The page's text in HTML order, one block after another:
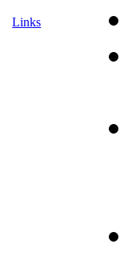
Links